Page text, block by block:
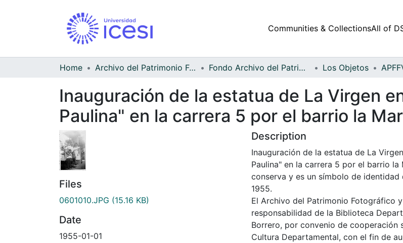
Communities & CollectionsAll of
Home Archivo del Patrimonio Fotográfico y Fílmico del Valle del Cauca Fondo Archivo del Patrimonio Fotográfico y Fílmico del Valle del Cauca Los Objetos
Inauguración de la estatua de La Virgen
Paulina" en la carrera 5 por el barrio la
Files
0601010.JPG (15.16 KB)
Date
1955-01-01
Description
Inauguración de la estatua de La
Paulina" en la carrera 5 por el barrio la
conserva y es un símbolo de identidad
1955.
El Archivo del Patrimonio Fotográfico
responsabilidad de la Biblioteca
Borrero, por convenio de cooperación
Cultura Departamental, con el fin de